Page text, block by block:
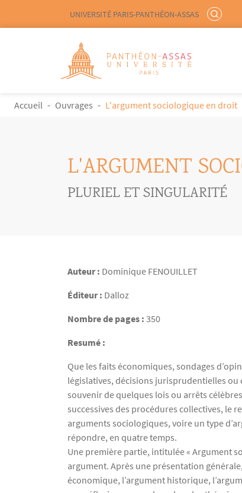
Aller au contenu principal
Menu liste site Custom EN
UNIVERSITÉ PARIS-PANTHÉON-ASSAS
Logo
FIL D'ARIANE
Accueil Ouvrages L'argument sociologique en droit
L'ARGUMENT
PLURIEL ET SINGULARITÉ
Auteur : Dominique FENOUILLET
Éditeur : Dalloz
Nombre de pages : 350
Resumé :
Que les faits économiques, sondages
législatives, décisions jurisprudentielles ou
souvenir de quelques lois ou arrêts
successives des procédures collectives, le
arguments sociologiques, voire un type
répondre, en quatre temps.
Une première partie, intitulée « Argument
argument. Après une présentation
économique, l’argument historique,